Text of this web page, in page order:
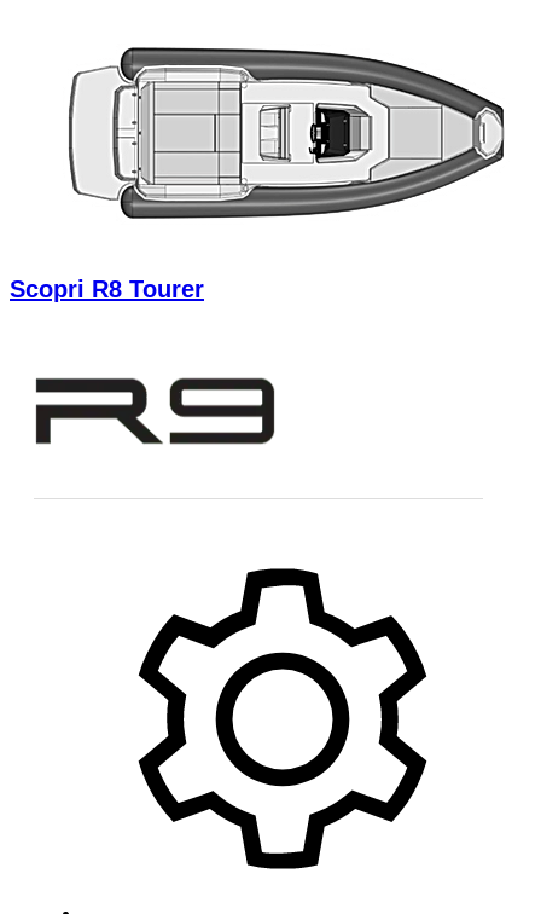
Scopri R8 Tourer